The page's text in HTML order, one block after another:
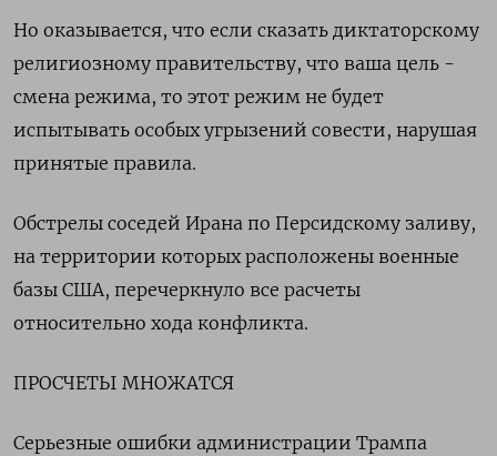
Но оказывается, что если сказать диктаторскому
религиозному правительству, что ваша цель -
смена режима, то этот режим не будет
испытывать особых угрызений совести, нарушая
принятые правила.
Обстрелы соседей Ирана по Персидскому ​заливу,
на территории которых расположены военные
базы США, перечеркнуло ​все расчеты
относительно хода конфликта.
ПРОСЧЕТЫ МНОЖАТСЯ
Серьезные ошибки администрации ‌Трампа